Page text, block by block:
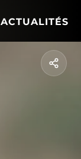
ACTUALITÉS